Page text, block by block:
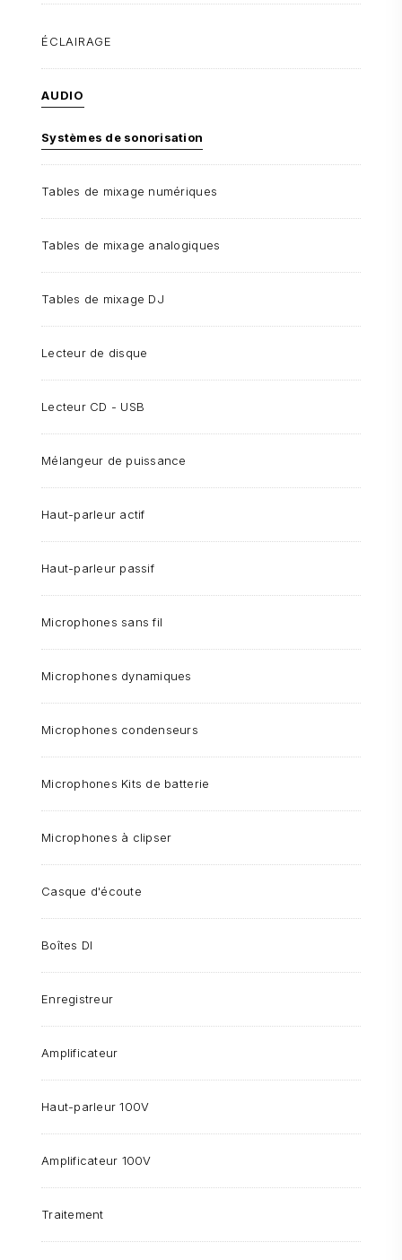
ÉCLAIRAGE
AUDIO
Systèmes de sonorisation
Tables de mixage numériques
Tables de mixage analogiques
Tables de mixage DJ
Lecteur de disque
Lecteur CD - USB
Mélangeur de puissance
Haut-parleur actif
Haut-parleur passif
Microphones sans fil
Microphones dynamiques
Microphones condenseurs
Microphones Kits de batterie
Microphones à clipser
Casque d'écoute
Boîtes DI
Enregistreur
Amplificateur
Haut-parleur 100V
Amplificateur 100V
Traitement